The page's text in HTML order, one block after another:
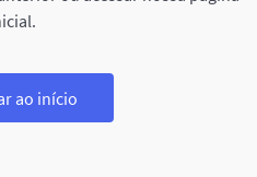
ao início